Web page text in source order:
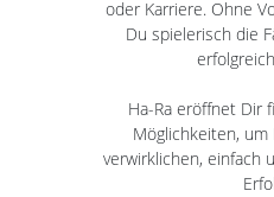
oder Karriere. Ohne
Du spielerisch die
Ha-Ra eröffnet Dir
Möglichkeiten, um
verwirklichen, einfach